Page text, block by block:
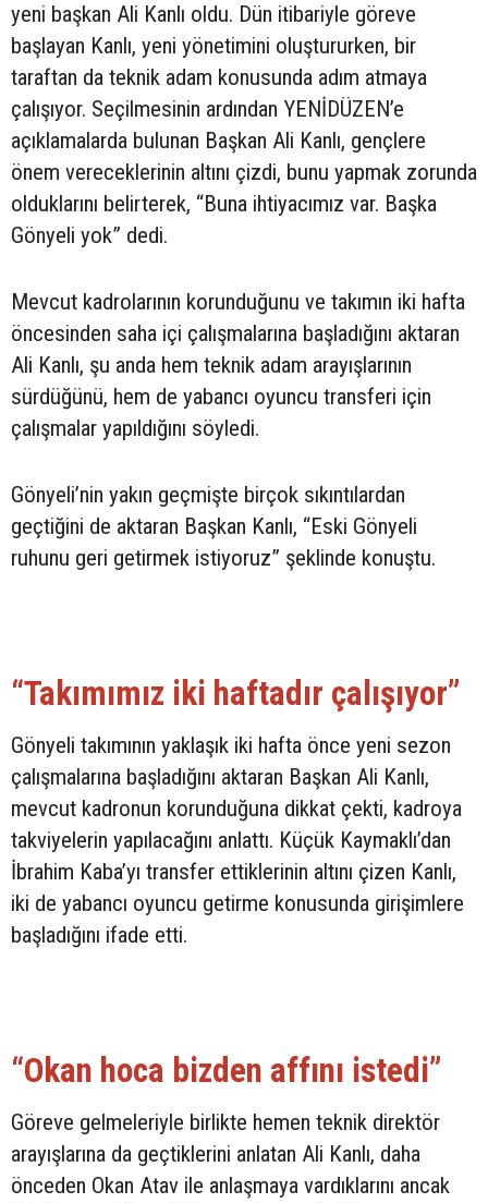
yeni başkan Ali Kanlı oldu. Dün itibariyle göreve
başlayan Kanlı, yeni yönetimini oluştururken, bir
taraftan da teknik adam konusunda adım atmaya
çalışıyor. Seçilmesinin ardından YENİDÜZEN’e
açıklamalarda bulunan Başkan Ali Kanlı, gençlere
önem vereceklerinin altını çizdi, bunu yapmak zorunda
olduklarını belirterek, “Buna ihtiyacımız var. Başka
Gönyeli yok” dedi.
Mevcut kadrolarının korunduğunu ve takımın iki hafta
öncesinden saha içi çalışmalarına başladığını aktaran
Ali Kanlı, şu anda hem teknik adam arayışlarının
sürdüğünü, hem de yabancı oyuncu transferi için
çalışmalar yapıldığını söyledi.
Gönyeli’nin yakın geçmişte birçok sıkıntılardan
geçtiğini de aktaran Başkan Kanlı, “Eski Gönyeli
ruhunu geri getirmek istiyoruz” şeklinde konuştu.
“Takımımız iki haftadır çalışıyor”
Gönyeli takımının yaklaşık iki hafta önce yeni sezon
çalışmalarına başladığını aktaran Başkan Ali Kanlı,
mevcut kadronun korunduğuna dikkat çekti, kadroya
takviyelerin yapılacağını anlattı. Küçük Kaymaklı’dan
İbrahim Kaba’yı transfer ettiklerinin altını çizen Kanlı,
iki de yabancı oyuncu getirme konusunda girişimlere
başladığını ifade etti.
“Okan hoca bizden affını istedi”
Göreve gelmeleriyle birlikte hemen teknik direktör
arayışlarına da geçtiklerini anlatan Ali Kanlı, daha
önceden Okan Atav ile anlaşmaya vardıklarını ancak